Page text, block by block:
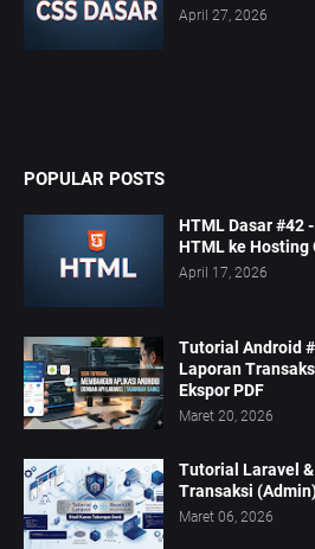
April 27, 2026
POPULAR POSTS
HTML Dasar #42
HTML ke
April 17, 2026
Tutorial Android
Laporan
Ekspor PDF
Maret 20, 2026
Tutorial Laravel
Transaksi
Maret 06, 2026